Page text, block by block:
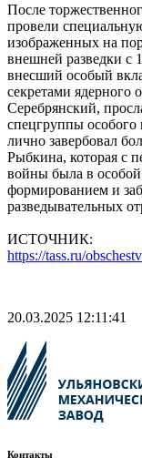
После
провели
изображенных на
внешней разведки с
внесший особый
секретами ядерного
Серебрянский,
спецгруппы
лично завербовал
Рыбкина, которая с
войны была в
формированием и
разведывательных
ИСТОЧНИК:
https://tass.ru/
20.03.2025 12:11:41
Контакты